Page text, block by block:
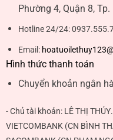
Phường 4, Quận 8,
Hotline 24/24:
Email:
Hình thức thanh toán
Chuyển khoản ngân
- Chủ tài khoản: LÊ THỊ THÚY.
VIETCOMBANK (CN BÌNH